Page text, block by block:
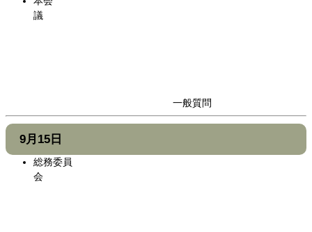
議
一般質問
9月15日
総務委員
会